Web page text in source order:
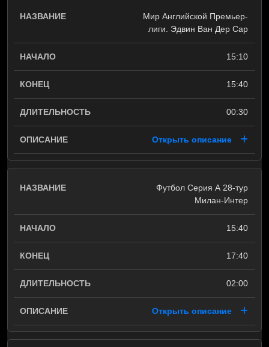
Мир Английской Премьер-
лиги. Эдвин Ван Дер Сар
15:10
15:40
00:30
Открыть описание
Футбол Серия А 28-тур
Милан-Интер
15:40
17:40
02:00
Открыть описание